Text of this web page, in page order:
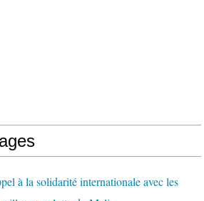
à la solidarité internationale avec les